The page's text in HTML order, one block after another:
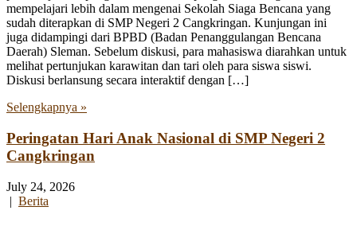
mempelajari lebih dalam mengenai Sekolah Siaga Bencana yang
sudah diterapkan di SMP Negeri 2 Cangkringan. Kunjungan ini
juga didampingi dari BPBD (Badan Penanggulangan Bencana
Daerah) Sleman. Sebelum diskusi, para mahasiswa diarahkan untuk
melihat pertunjukan karawitan dan tari oleh para siswa siswi.
Diskusi berlansung secara interaktif dengan […]
Selengkapnya »
Peringatan Hari Anak Nasional di SMP Negeri 2
Cangkringan
July 24, 2026
| Berita